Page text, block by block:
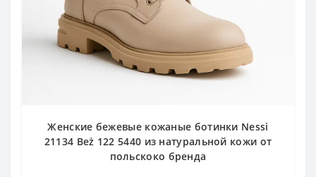
Женские бежевые кожаные ботинки Nessi
21134 Beż 122 5440 из натуральной кожи от
польскоко бренда